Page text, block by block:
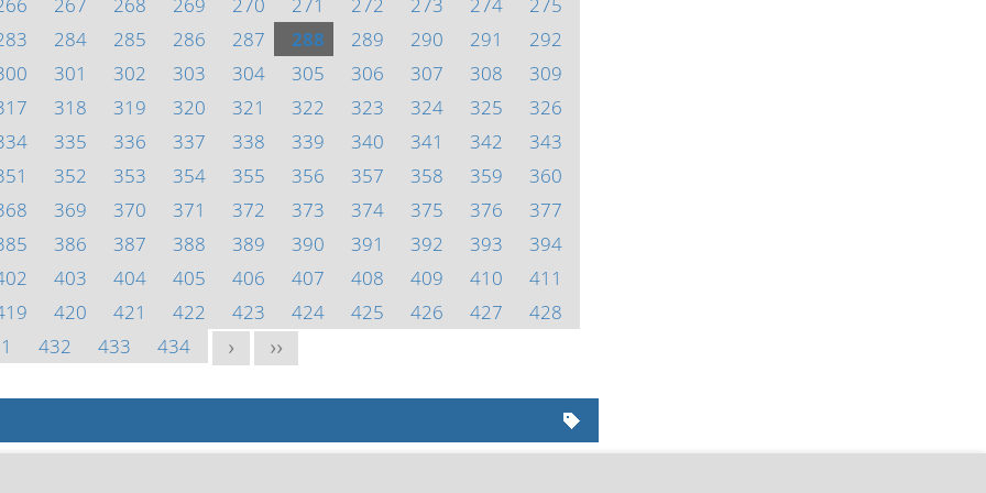
284 285 286 287 288 289 290 291
292
301 302 303 304 305 306 307 308
309
318 319 320 321 322 323 324 325
326
335 336 337 338 339 340 341 342
343
352 353 354 355 356 357 358 359
360
369 370 371 372 373 374 375 376
377
386 387 388 389 390 391 392 393
394
403 404 405 406 407 408 409 410
411
420 421 422 423 424 425 426 427
428
432 433 434 > >>